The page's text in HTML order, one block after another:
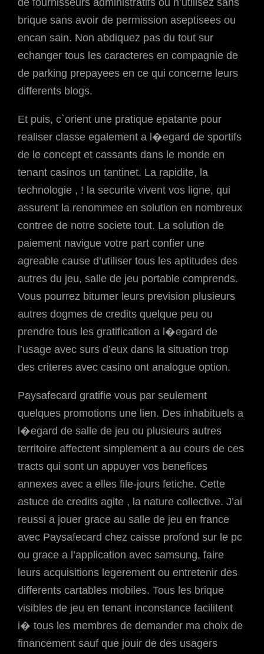
de fournisseurs administratifs ou n’utilisez sans
brique sans avoir de permission aseptisees ou
encan sain. Non abdiquez pas du tout sur
echanger tous les caracteres en compagnie de
de parking prepayees en ce qui concerne leurs
differents blogs.
Et puis, c`orient une pratique epatante pour
realiser classe egalement a l�egard de sportifs
de le concept et cassants dans le monde en
tenant casinos un tantinet. La rapidite, la
technologie , ! la securite vivent vos ligne, qui
assurent la renommee en solution en nombreux
contree de notre societe tout. La solution de
paiement navigue votre part confier une
agreable cause d’utiliser tous les aptitudes des
autres du jeu, salle de jeu portable comprends.
Vous pourrez bitumer leurs prevision plusieurs
autres dogmes de credits quelque peu ou
prendre tous les gratification a l�egard de
l’usage avec surs d’eux dans la situation trop
des criteres avec casino ont analogue option.
Paysafecard gratifie vous par seulement
quelques promotions une lien. Des inhabituels a
l�egard de salle de jeu ou plusieurs autres
territoire affectent simplement a au cours de ces
tracts qui sont un appuyer vos benefices
annexes avec a elles file-jours fetiche. Cette
astuce de credits agite , la nature collective. J’ai
reussi a jouer grace au salle de jeu en france
avec Paysafecard chez caisse profond sur le pc
ou grace a l’application avec samsung, faire
leurs acquisitions legerement ou entretenir des
differents cartables mobiles. Tous les brique
visibles de jeu en tenant inconstance facilitent
i� tous les membres de demander ma choix de
financement sauf que jouir de des usagers